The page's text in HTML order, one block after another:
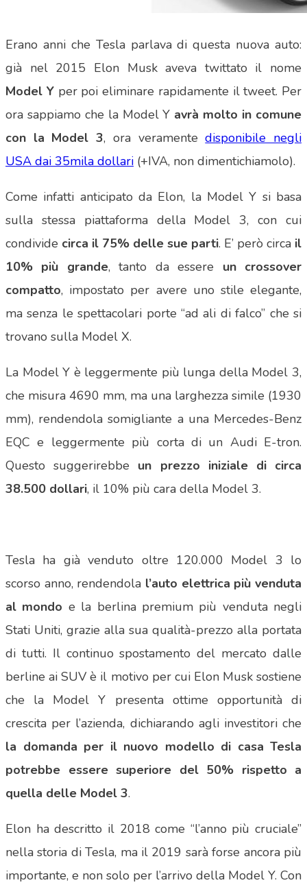
Erano anni che Tesla parlava di questa nuova auto:
già nel 2015 Elon Musk aveva twittato il nome
Model Yper poi eliminare rapidamente il tweet. Per
ora sappiamo che la Model Y avrà molto in comune
con la Model 3, ora veramentedisponibile negli
USA dai 35mila dollari (+IVA, non dimentichiamolo).
Come infatti anticipato da Elon, la Model Y si basa
sulla stessa piattaforma della Model 3, con cui
condivide circa il 75% delle sue parti. E’ però circa il
10% più grande, tanto da essere un crossover
compatto, impostato per avere uno stile elegante,
ma senza le spettacolari porte “ad ali di falco” che si
trovano sulla Model X.
La Model Y è leggermente più lunga della Model 3,
che misura 4690 mm, ma una larghezza simile (1930
mm), rendendola somigliante a una Mercedes-Benz
EQC e leggermente più corta di un Audi E-tron.
Questo suggerirebbe un prezzo iniziale di circa
38.500 dollari, il 10% più cara della Model 3.
Tesla ha già venduto oltre 120.000 Model 3 lo
scorso anno, rendendola l’auto elettrica più venduta
al mondo e la berlina premium più venduta negli
Stati Uniti, grazie alla sua qualità-prezzo alla portata
di tutti. Il continuo spostamento del mercato dalle
berline ai SUV è il motivo per cui Elon Musk sostiene
che la Model Y presenta ottime opportunità di
crescita per l’azienda, dichiarando agli investitori che
la domanda per il nuovo modello di casa Tesla
potrebbe essere superiore del 50% rispetto a
quella delle Model 3.
Elon ha descritto il 2018 come “l’anno più cruciale”
nella storia di Tesla, ma il 2019 sarà forse ancora più
importante, e non solo per l’arrivo della Model Y. Con